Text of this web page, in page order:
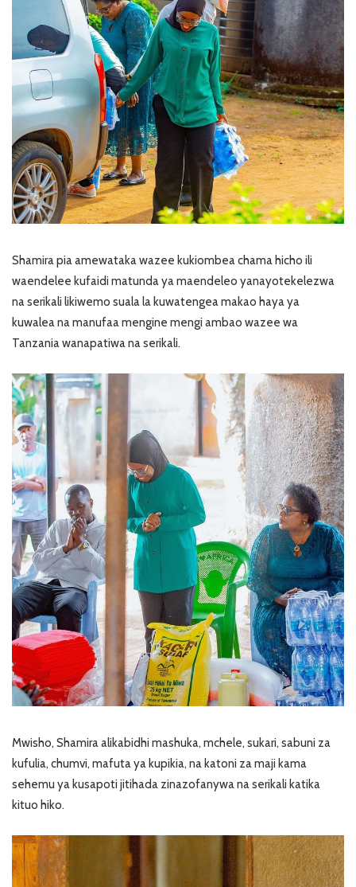
Shamira pia amewataka wazee kukiombea chama hicho ili
waendelee kufaidi matunda ya maendeleo yanayotekelezwa
na serikali likiwemo suala la kuwatengea makao haya ya
kuwalea na manufaa mengine mengi ambao wazee wa
Tanzania wanapatiwa na serikali.
Mwisho, Shamira alikabidhi mashuka, mchele, sukari, sabuni za
kufulia, chumvi, mafuta ya kupikia, na katoni za maji kama
sehemu ya kusapoti jitihada zinazofanywa na serikali katika
kituo hiko.